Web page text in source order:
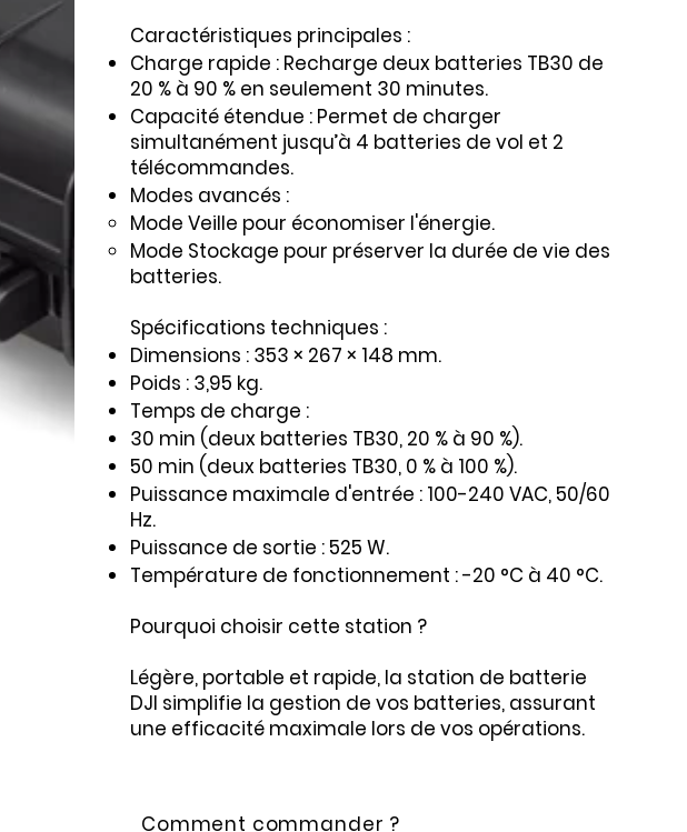
Caractéristiques principales :
Charge rapide : Recharge deux batteries TB30 de
20 % à 90 % en seulement 30 minutes.
Capacité étendue : Permet de charger
simultanément jusqu’à 4 batteries de vol et 2
télécommandes.
Modes avancés :
Mode Veille pour économiser l'énergie.
Mode Stockage pour préserver la durée de vie des
batteries.
Spécifications techniques :
Dimensions : 353 × 267 × 148 mm.
Poids : 3,95 kg.
Temps de charge :
30 min (deux batteries TB30, 20 % à 90 %).
50 min (deux batteries TB30, 0 % à 100 %).
Puissance maximale d'entrée : 100-240 VAC, 50/60
Hz.
Puissance de sortie : 525 W.
Température de fonctionnement : -20 °C à 40 °C.
Pourquoi choisir cette station ?
Légère, portable et rapide, la station de batterie
DJI simplifie la gestion de vos batteries, assurant
une efficacité maximale lors de vos opérations.
Comment commander ?